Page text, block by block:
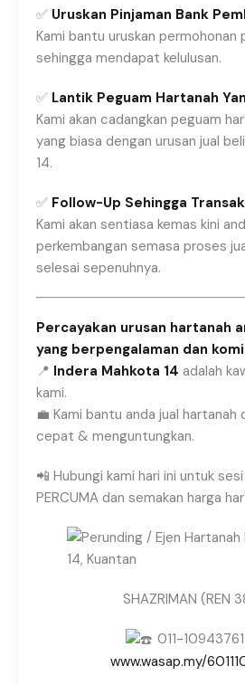
✅ Uruskan Pinjaman Bank
Kami bantu uruskan permohonan
sehingga mendapat kelulusan.
✅ Lantik Peguam Hartanah
Kami akan cadangkan peguam
yang biasa dengan urusan jual
14.
✅ Follow-Up Sehingga
Kami akan sentiasa kemas kini
perkembangan semasa proses
selesai sepenuhnya.
Percayakan urusan hartanah
yang berpengalaman dan
📍 Indera Mahkota 14 adalah
kami.
💼 Kami bantu anda jual hartanah
cepat & menguntungkan.
📲 Hubungi kami hari ini untuk
PERCUMA dan semakan harga
SHAZRIMAN (REN
011-10943761
www.wasap.my/